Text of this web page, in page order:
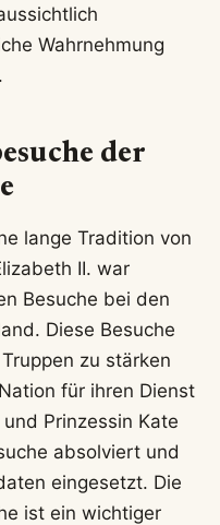
Wahrnehmung
der
lange Tradition von
II. war
Besuche bei den
Diese Besuche
zu stärken
für ihren Dienst
Prinzessin Kate
absolviert und
eingesetzt. Die
ist ein wichtiger